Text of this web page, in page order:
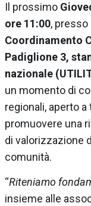
Il prossimo
ore 11:00, presso
Coordinamento
Padiglione 3,
nazionale
un momento di
regionali, aperto a
promuovere una
di valorizzazione
comunità.
“Riteniamo
insieme alle